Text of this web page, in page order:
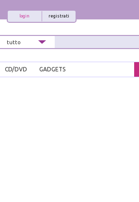
registrati
login
CD/DVD GADGETS